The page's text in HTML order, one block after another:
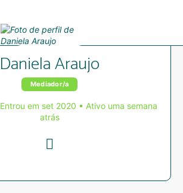
Daniela Araujo
Mediador/a
Entrou em set 2020 • Ativo uma semana
atrás